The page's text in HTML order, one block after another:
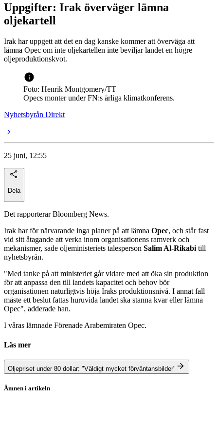
Uppgifter: Irak överväger lämna
oljekartell
Irak har uppgett att det en dag kanske kommer att överväga att
lämna Opec om inte oljekartellen inte beviljar landet en högre
oljeproduktionskvot.
Foto: Henrik Montgomery/TT
Opecs monter under FN:s årliga klimatkonferens.
Nyhetsbyrån Direkt
25 juni, 12:55
Dela
Det rapporterar Bloomberg News.
Irak har för närvarande inga planer på att lämna Opec, och står fast
vid sitt åtagande att verka inom organisationens ramverk och
mekanismer, sade oljeministeriets talesperson Salim Al-Rikabitill
nyhetsbyrån.
"Med tanke på att ministeriet går vidare med att öka sin produktion
för att anpassa den till landets kapacitet och behov bör
organisationen naturligtvis höja Iraks produktionsnivå. I annat fall
måste ett beslut fattas huruvida landet ska stanna kvar eller lämna
Opec", adderade han.
I våras lämnade Förenade Arabemiraten Opec.
Läs mer
Oljepriset under 80 dollar: "Väldigt mycket förväntansbilder"
Ämnen i artikeln